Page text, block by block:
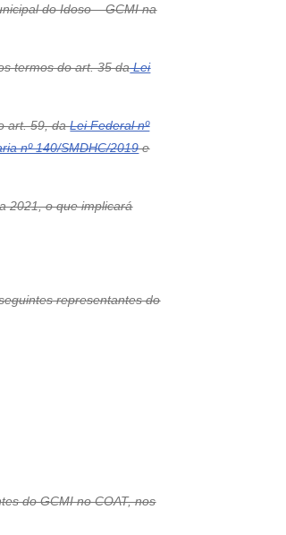
do Idoso – GCMI na
termos do art. 35 daLei
art. 59, daLei Federal nº
nº 140/SMDHC/2019e
2021, o que implicará
representantes do
do GCMI no COAT, nos